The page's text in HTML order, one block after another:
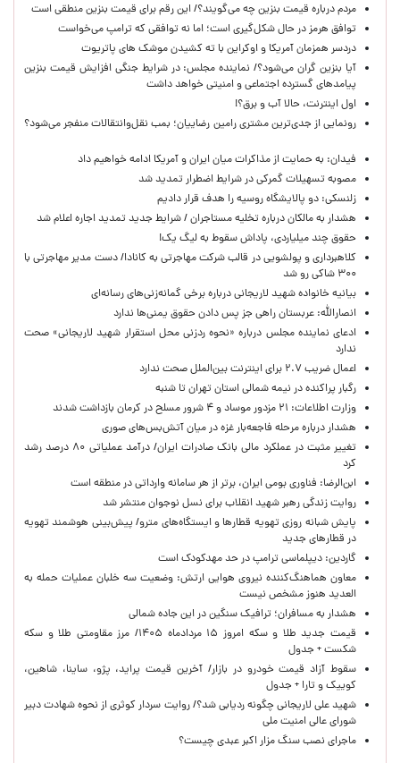
مردم درباره قیمت بنزین چه می‌گویند؟/ این رقم برای قیمت بنزین منطقی است
توافق هرمز در حال شکل‌گیری است؛ اما نه توافقی که ترامپ می‌خواست
دردسر همزمان آمریکا و اوکراین با ته کشیدن موشک های پاتریوت
آیا بنزین گران می‌شود؟/ نماینده مجلس: در شرایط جنگی افزایش قیمت بنزین
پیامدهای گسترده اجتماعی و امنیتی خواهد داشت
اول اینترنت، حالا آب و برق؟!
رونمایی از جدی‌ترین مشتری رامین رضاییان؛ بمب نقل‌وانتقالات منفجر می‌شود؟
فیدان: به حمایت از مذاکرات میان ایران و آمریکا ادامه خواهیم داد
مصوبه تسهیلات گمرکی در شرایط اضطرار تمدید شد
زلنسکی: دو پالایشگاه روسیه را هدف قرار دادیم
هشدار به مالکان درباره تخلیه مستاجران / شرایط جدید تمدید اجاره اعلام شد
حقوق چند میلیاردی، پاداش سقوط به لیگ یک!
کلاهبرداری و پولشویی در قالب شرکت مهاجرتی به کانادا/ دست مدیر مهاجرتی با
۳۰۰ شاکی رو شد
بیانیه خانواده شهید لاریجانی درباره برخی گمانه‌زنی‌های رسانه‌ای
انصارالله: عربستان راهی جز پس دادن حقوق یمنی‌ها ندارد
ادعای نماینده مجلس درباره «نحوه ردزنی محل استقرار شهید لاریجانی» صحت
ندارد
اعمال ضریب ۲.۷ برای اینترنت بین‌الملل صحت ندارد
رگبار پراکنده در نیمه شمالی استان تهران تا شنبه
وزارت اطلاعات: ۲۱ مزدور موساد و ۴ شرور مسلح در کرمان بازداشت شدند
هشدار درباره مرحله فاجعه‌بار غزه در میان آتش‌بس‌های صوری
تغییر مثبت در عملکرد مالی بانک صادرات ایران/ درآمد عملیاتی ۸۰ درصد رشد
کرد
ابن‌الرضا: فناوری بومی ایران، برتر از هر سامانه وارداتی در منطقه است
روایت زندگی رهبر شهید انقلاب برای نسل نوجوان منتشر شد
پایش شبانه روزی تهویه قطارها و ایستگاه‌های مترو/ پیش‌بینی هوشمند تهویه
در قطارهای جدید
گاردین: دیپلماسی ترامپ در حد مهدکودک است
معاون هماهنگ‌کننده نیروی هوایی ارتش: وضعیت سه خلبان عملیات حمله به
العدید هنوز مشخص نیست
هشدار به مسافران؛ ترافیک سنگین در این جاده شمالی
قیمت جدید طلا و سکه امروز ۱۵ مردادماه ۱۴۰۵/ مرز مقاومتی طلا و سکه
شکست + جدول
سقوط آزاد قیمت خودرو در بازار/ آخرین قیمت پراید، پژو، ساینا، شاهین،
کوییک و تارا + جدول
شهید علی لاریجانی چگونه ردیابی شد؟/ روایت سردار کوثری از نحوه شهادت دبیر
شورای عالی امنیت ملی
ماجرای نصب سنگ مزار اکبر عبدی چیست؟